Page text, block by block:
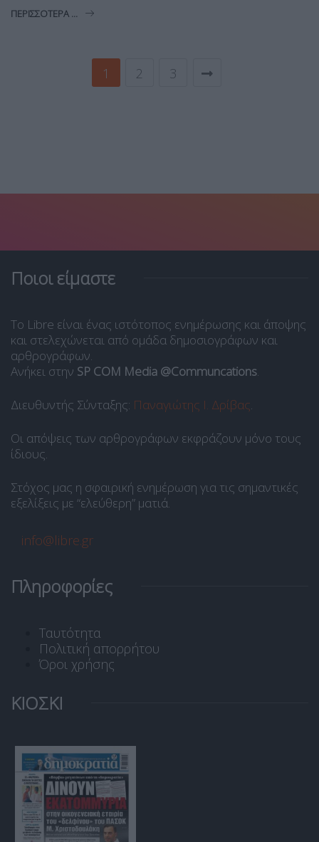
ΠΕΡΙΣΣΌΤΕΡΑ ...
1 2 3
Ποιοι είμαστε
Το Libre είναι ένας ιστότοπος ενημέρωσης και άποψης
και στελεχώνεται από ομάδα δημοσιογράφων και
αρθρογράφων.
Ανήκει στην SP COM Media @Communcations.
Διευθυντής Σύνταξης: Παναγιώτης Ι. Δρίβας.
Οι απόψεις των αρθρογράφων εκφράζουν μόνο τους
ίδιους.
Στόχος μας η σφαιρική ενημέρωση για τις σημαντικές
εξελίξεις με “ελεύθερη” ματιά.
info@libre.gr
Πληροφορίες
Ταυτότητα
Πολιτική απορρήτου
Όροι χρήσης
ΚΙΟΣΚΙ